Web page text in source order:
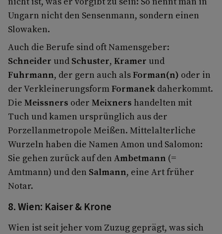
Ungarn nicht den Sensenmann, sondern einen
Slowaken.
Auch die Berufe sind oft Namensgeber:
Schneider und Schuster, Kramer und
Fuhrmann, der gern auch alsForman(n) oder in
der VerkleinerungsformFormanek daherkommt.
Die Meissners oder Meixners handelten mit
Tuch und kamen ursprünglich aus der
Porzellanmetropole Meißen. Mittelalterliche
Wurzeln haben die Namen Amon und Salomon:
Sie gehen zurück auf den Ambetmann (=
Amtmann) und den Salmann, eine Art früher
Notar.
8. Wien: Kaiser & Krone
Wien ist seit jeher vom Zuzug geprägt, was sich